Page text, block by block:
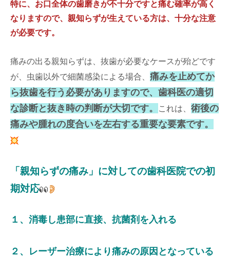
特に、お口全体の歯磨きが不十分ですと痛む確率が高く
なりますので、親知らずが生えている方は、十分な注意
が必要です。
痛みの出る親知らずは、抜歯が必要なケースが殆どです
が、虫歯以外で細菌感染による場合、 痛みを止めてか
ら抜歯を行う必要がありますので、歯科医の適切
な診断と抜き時の判断が大切です。
これは、 術後の
痛みや腫れの度合いを左右する重要な要素です。
「親知らずの痛み」に対しての歯科医院での初
期対応
１、消毒し患部に直接、抗菌剤を入れる
２、レーザー治療により痛みの原因となっている